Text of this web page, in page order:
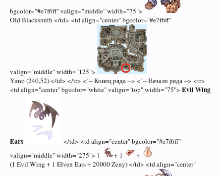
bgcolor="#e7f6ff" valign="middle" width="75">
Old Blacksmith </td> <td align="center" bgcolor="#e7f6ff"
valign="middle" width="125">
Yuno (240,52) </td> </tr> <!-- Конец ряда --> <!-- Начало ряда --> <tr>
<td align="center" bgcolor="white" valign="top" width="75"> Evil Wing
Ears
</td> <td align="center" bgcolor="#e7f6ff"
valign="middle" width="275"> 1
+ 1
+
(1 Evil Wing + 1 Elven Ears + 20000 Zeny) </td> <td align="center"